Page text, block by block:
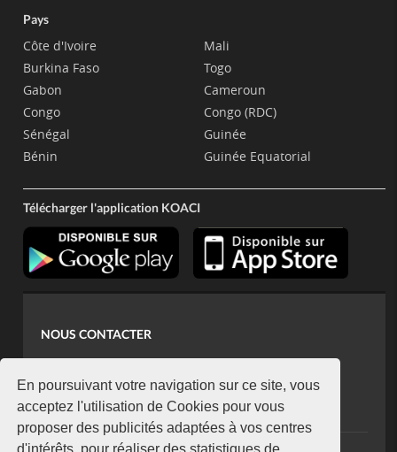
En poursuivant votre navigation sur ce site, vous
acceptez l'utilisation de Cookies pour vous
proposer des publicités adaptées à vos centres
d'intérêts, pour réaliser des statistiques de
Pays
Côte d'Ivoire
Burkina Faso
Gabon
Congo
Sénégal
Bénin
Mali
Togo
Cameroun
Congo (RDC)
Guinée
Guinée Equatorial
Télécharger l'application KOACI
NOUS CONTACTER
koaci@yahoo.fr
+225 07 08 85 52 93